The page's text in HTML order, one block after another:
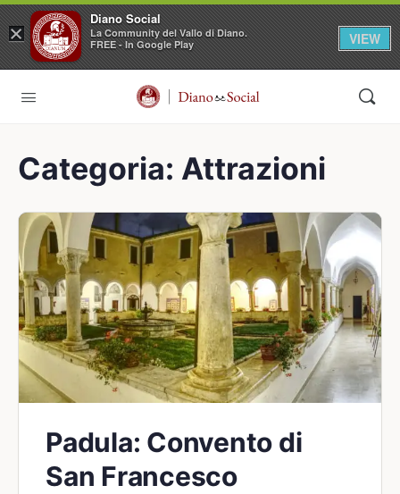
Categoria: Attrazioni
Padula: Convento di
San Francesco
×
Diano Social
La Community del Vallo di Diano.
FREE - In Google Play
VIEW